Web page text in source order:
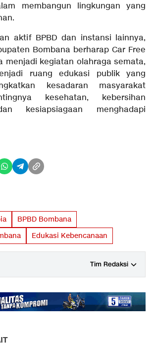
membangun lingkungan yang
aktif BPBD dan instansi lainnya,
Bombana berharap Car Free
menjadi kegiatan olahraga semata,
ruang edukasi publik yang
kesadaran masyarakat
kesehatan, kebersihan
kesiapsiagaan menghadapi
BPBD Bombana
Edukasi Kebencanaan
Tim Redaksi